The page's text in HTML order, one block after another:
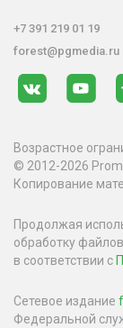
+7 391 219 01 19
forest@pgmedia.ru
Возрастное
© 2012-2026
Копирование
Продолжая
обработку
в соответствии с
Сетевое издание
Федеральной